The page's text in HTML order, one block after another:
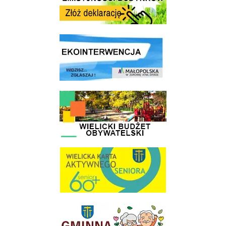
link do strony ekointerwencja dot.- powietrza
link do strony - Wielicki Budżet Obywatelski
link do strony Wielicka Karta Aktywnego Seniora
link do strony Gminnej Rady Seniorow - Wieliczka